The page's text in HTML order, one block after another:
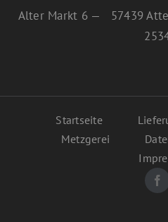
Alter Markt 6 — 57439
Startseite
Metzgerei